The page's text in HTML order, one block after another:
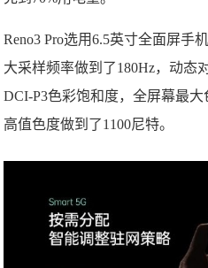
Reno3 Pro选用6.5英寸全面屏手
大采样频率做到了180Hz，动态
DCI-P3色彩饱和度，全屏幕最
高值色度做到了1100尼特。